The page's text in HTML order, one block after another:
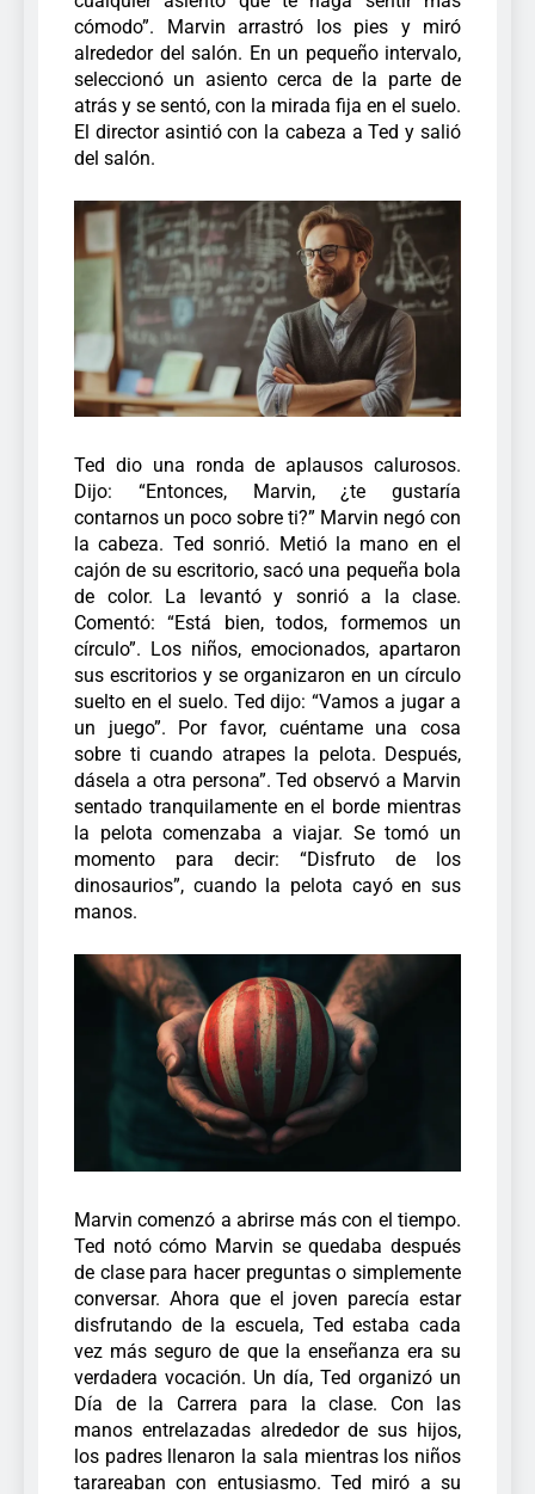
cómodo”. Marvin arrastró los pies y miró
alrededor del salón. En un pequeño intervalo,
seleccionó un asiento cerca de la parte de
atrás y se sentó, con la mirada fija en el suelo.
El director asintió con la cabeza a Ted y salió
del salón.
Ted dio una ronda de aplausos calurosos.
Dijo: “Entonces, Marvin, ¿te gustaría
contarnos un poco sobre ti?” Marvin negó con
la cabeza. Ted sonrió. Metió la mano en el
cajón de su escritorio, sacó una pequeña bola
de color. La levantó y sonrió a la clase.
Comentó: “Está bien, todos, formemos un
círculo”. Los niños, emocionados, apartaron
sus escritorios y se organizaron en un círculo
suelto en el suelo. Ted dijo: “Vamos a jugar a
un juego”. Por favor, cuéntame una cosa
sobre ti cuando atrapes la pelota. Después,
dásela a otra persona”. Ted observó a Marvin
sentado tranquilamente en el borde mientras
la pelota comenzaba a viajar. Se tomó un
momento para decir: “Disfruto de los
dinosaurios”, cuando la pelota cayó en sus
manos.
Marvin comenzó a abrirse más con el tiempo.
Ted notó cómo Marvin se quedaba después
de clase para hacer preguntas o simplemente
conversar. Ahora que el joven parecía estar
disfrutando de la escuela, Ted estaba cada
vez más seguro de que la enseñanza era su
verdadera vocación. Un día, Ted organizó un
Día de la Carrera para la clase. Con las
manos entrelazadas alrededor de sus hijos,
los padres llenaron la sala mientras los niños
tarareaban con entusiasmo. Ted miró a su